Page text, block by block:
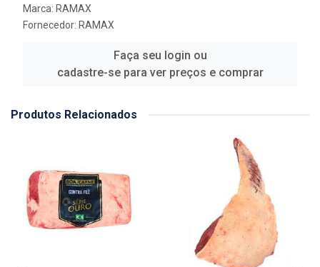
Marca: RAMAX
Fornecedor: RAMAX
Faça seu login ou
cadastre-se para ver preços e comprar
Produtos Relacionados